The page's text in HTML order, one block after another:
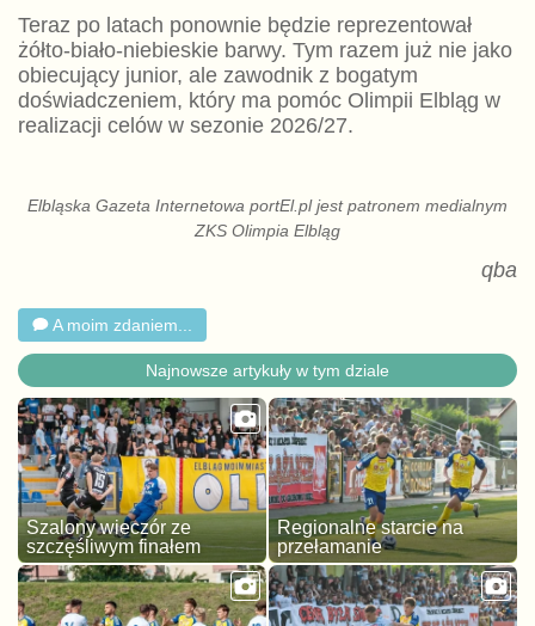
Teraz po latach ponownie będzie reprezentował
żółto-biało-niebieskie barwy. Tym razem już nie jako
obiecujący junior, ale zawodnik z bogatym
doświadczeniem, który ma pomóc Olimpii Elbląg w
realizacji celów w sezonie 2026/27.
Elbląska Gazeta Internetowa portEl.pl jest patronem medialnym
ZKS Olimpia Elbląg
qba
A moim zdaniem...
Najnowsze artykuły w tym dziale
Szalony wieczór ze
szczęśliwym finałem
Regionalne starcie na
przełamanie